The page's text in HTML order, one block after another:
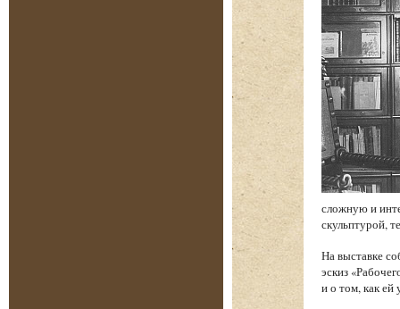
сложную и
скульптурой,
На выставке
эскиз
и о том, как ей